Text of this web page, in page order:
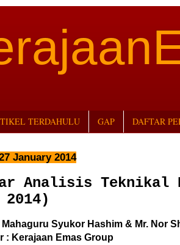
TERDAHULU GAP DAFTAR
January 2014
Analisis Teknikal
2014)
Syukor Hashim & Mr. Nor
: Kerajaan Emas Group